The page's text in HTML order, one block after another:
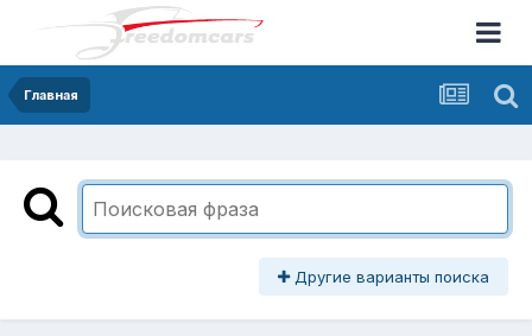
Главная
Другие варианты поиска